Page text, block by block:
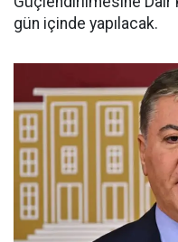
gün içinde yapılacak.